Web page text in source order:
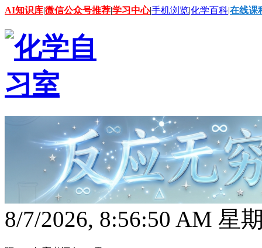
AI知识库|微信公众号推荐|学习中心|手机浏览|化学百科|在线课
8/7/2026, 8:56:51 AM 星